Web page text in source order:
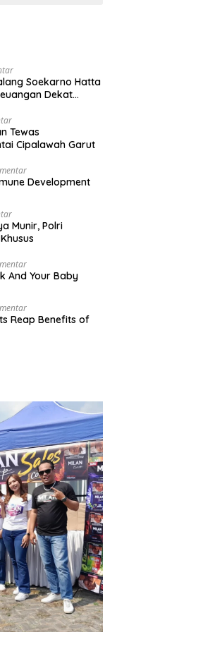
Soekarno Hatta
Dekat
Tewas
Cipalawah Garut
Development
Munir, Polri
And Your Baby
Reap Benefits of